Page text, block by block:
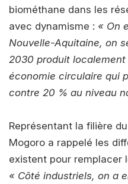
biométhane dans les
avec dynamisme : « On
Nouvelle-Aquitaine, on
2030 produit localement
économie circulaire qui
contre 20 % au niveau
Représentant la filière
Mogoro a rappelé les
existent pour remplacer
« Côté industriels, on a